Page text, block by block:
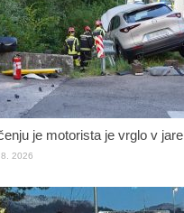
je motorista je vrglo v
2026